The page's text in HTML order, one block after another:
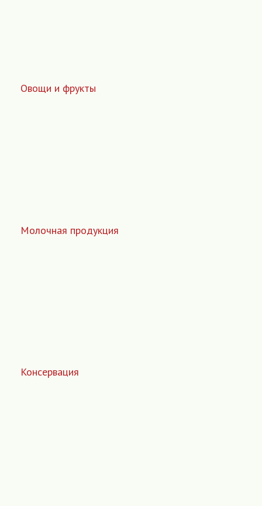
Овощи и фрукты
Молочная продукция
Консервация